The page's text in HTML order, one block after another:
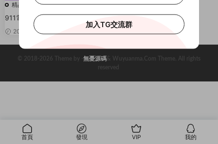
精品源碼
911電玩城棋牌遊戲8899升級版
營版2020-04-02 380
© 2018-2026 Theme by -無憂源碼& Wuyuanma.Com Theme. All rights
reserved
首頁 發現 VIP 我的
加入TG交流群